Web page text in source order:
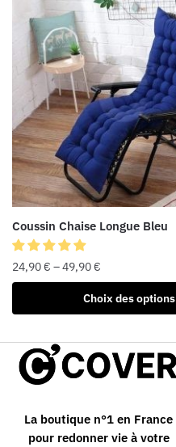
Coussin Chaise Longue Bleu
24,90€ –49,90€
Choix des options
La boutique n°1 en France
pour redonner vie à votre